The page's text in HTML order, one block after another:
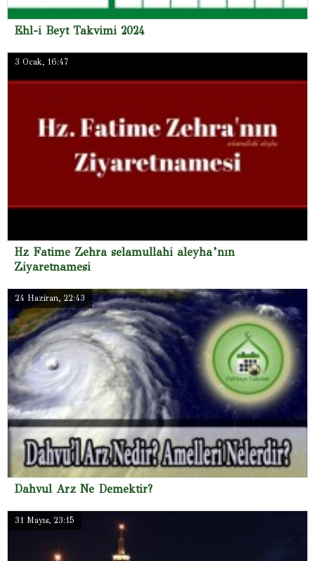
Ehl-i Beyt Takvimi 2024
3 Ocak, 16:47
Hz Fatime Zehra selamullahi aleyha’nın
Ziyaretnamesi
24 Haziran, 22:43
Dahvul Arz Ne Demektir?
31 Mayıs, 23:15